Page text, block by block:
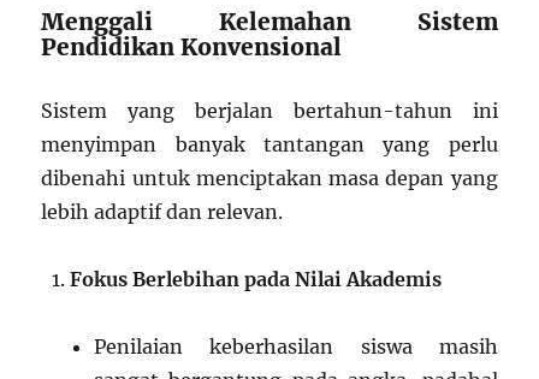
Menggali Kelemahan Sistem
Pendidikan Konvensional
Sistem yang berjalan bertahun-tahun ini
menyimpan banyak tantangan yang perlu
dibenahi untuk menciptakan masa depan yang
lebih adaptif dan relevan.
Fokus Berlebihan pada Nilai Akademis
Penilaian keberhasilan siswa masih